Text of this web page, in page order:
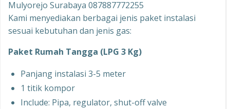
Mulyorejo Surabaya 087887772255
Kami menyediakan berbagai jenis paket instalasi
sesuai kebutuhan dan jenis gas:
Paket Rumah Tangga (LPG 3 Kg)
Panjang instalasi 3-5 meter
1 titik kompor
Include: Pipa, regulator, shut-off valve